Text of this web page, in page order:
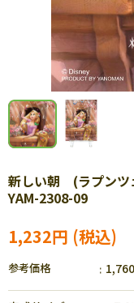
新しい朝 (ラプン
YAM-2308-09
1,232円
参考価格